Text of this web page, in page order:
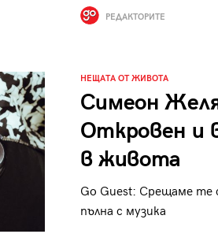
РЕДАКТОРИТЕ
НЕЩАТА ОТ ЖИВОТА
Симеон
Откровен и
в живота
Go Guest: Срещаме те
пълна с музика